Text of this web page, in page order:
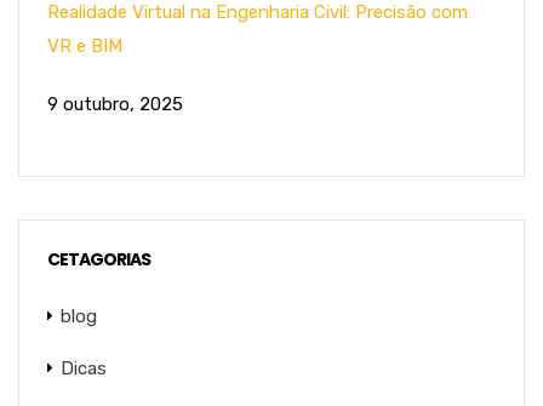
Realidade Virtual na Engenharia Civil: Precisão com
VR e BIM
9 outubro, 2025
CETAGORIAS
blog
Dicas